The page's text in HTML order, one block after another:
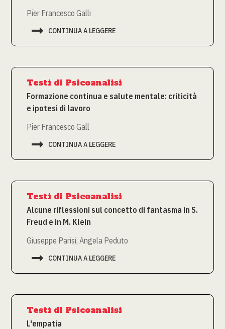
Pier Francesco Galli
 CONTINUA A LEGGERE
Testi di Psicoanalisi
Formazione continua e salute mentale: criticità
e ipotesi di lavoro
Pier Francesco Gall
 CONTINUA A LEGGERE
Testi di Psicoanalisi
Alcune riflessioni sul concetto di fantasma in S.
Freud e in M. Klein
Giuseppe Parisi, Angela Peduto
 CONTINUA A LEGGERE
Testi di Psicoanalisi
L'empatia